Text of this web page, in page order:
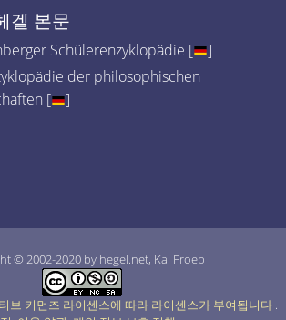
겔 본문
Schülerenzyklopädie [
]
der philosophischen
[
]
© 2002-2020 by hegel.net, Kai Froeb
브 커먼즈 라이센스에 따라 라이센스가 부여됩니다 .